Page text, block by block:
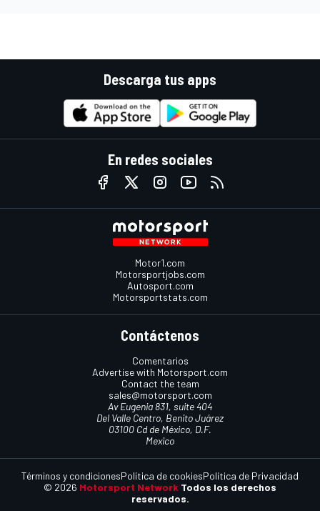
Descarga tus apps
En redes sociales
Motor1.com
Motorsportjobs.com
Autosport.com
Motorsportstats.com
Contáctenos
Comentarios
Advertise with Motorsport.com
Contact the team
sales@motorsport.com
Av Eugenia 831, suite 404
Del Valle Centro, Benito Juárez
03100 Cd de México, D.F.
Mexico
© 2026 Motorsport Network Todos los derechos
reservados.
Términos y condicionesPolítica de cookiesPolítica de Privacidad